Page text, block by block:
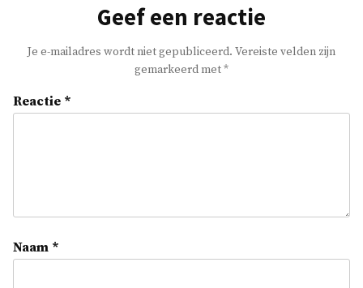
Geef een reactie
Je e-mailadres wordt niet gepubliceerd. Vereiste velden zijn
gemarkeerd met*
Reactie *
Naam *